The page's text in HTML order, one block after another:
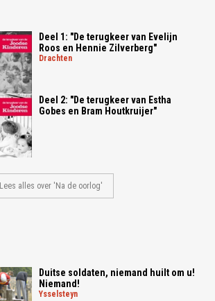
Deel 1: "De terugkeer van Evelijn
Roos en Hennie Zilverberg"
drachten
Deel 2: "De terugkeer van Estha
Gobes en Bram Houtkruijer"
Lees alles over 'Na de oorlog'
Duitse soldaten, niemand huilt om u!
Niemand!
ysselsteyn